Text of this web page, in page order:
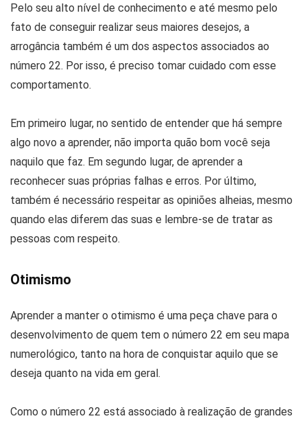
Pelo seu alto nível de conhecimento e até mesmo pelo
fato de conseguir realizar seus maiores desejos, a
arrogância também é um dos aspectos associados ao
número 22. Por isso, é preciso tomar cuidado com esse
comportamento.
Em primeiro lugar, no sentido de entender que há sempre
algo novo a aprender, não importa quão bom você seja
naquilo que faz. Em segundo lugar, de aprender a
reconhecer suas próprias falhas e erros. Por último,
também é necessário respeitar as opiniões alheias, mesmo
quando elas diferem das suas e lembre-se de tratar as
pessoas com respeito.
Otimismo
Aprender a manter o otimismo é uma peça chave para o
desenvolvimento de quem tem o número 22 em seu mapa
numerológico, tanto na hora de conquistar aquilo que se
deseja quanto na vida em geral.
Como o número 22 está associado à realização de grandes